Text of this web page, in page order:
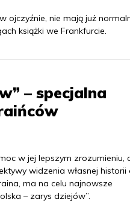
ojczyźnie, nie mają już
książki we Frankfurcie.
– specjalna
w jej lepszym zrozumieniu,
widzenia własnej historii
ma na celu najnowsze
– zarys dziejów”.